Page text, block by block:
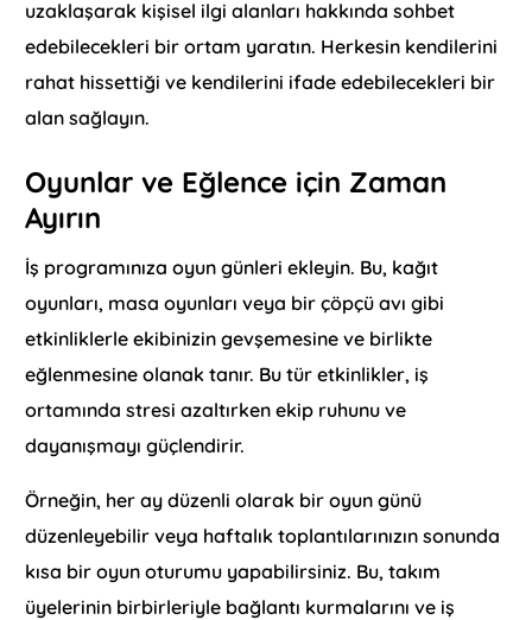
uzaklaşarak kişisel ilgi alanları hakkında sohbet
edebilecekleri bir ortam yaratın. Herkesin kendilerini
rahat hissettiği ve kendilerini ifade edebilecekleri bir
alan sağlayın.
Oyunlar ve Eğlence için Zaman
Ayırın
İş programınıza oyun günleri ekleyin. Bu, kağıt
oyunları, masa oyunları veya bir çöpçü avı gibi
etkinliklerle ekibinizin gevşemesine ve birlikte
eğlenmesine olanak tanır. Bu tür etkinlikler, iş
ortamında stresi azaltırken ekip ruhunu ve
dayanışmayı güçlendirir.
Örneğin, her ay düzenli olarak bir oyun günü
düzenleyebilir veya haftalık toplantılarınızın sonunda
kısa bir oyun oturumu yapabilirsiniz. Bu, takım
üyelerinin birbirleriyle bağlantı kurmalarını ve iş